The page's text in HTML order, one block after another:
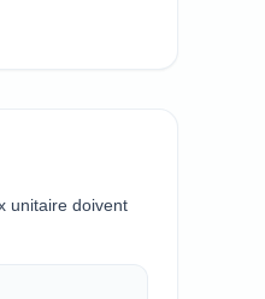
unitaire doivent